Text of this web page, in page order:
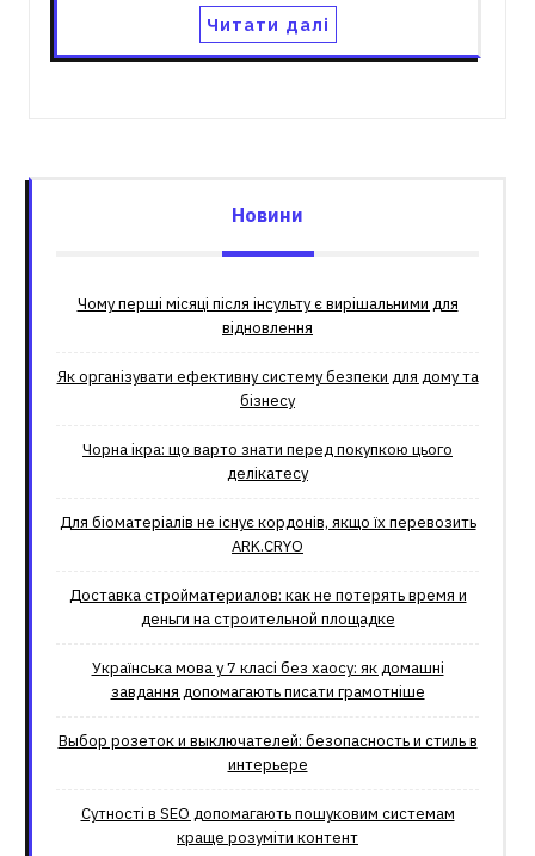
Читати далі
Новини
Чому перші місяці після інсульту є вирішальними для
відновлення
Як організувати ефективну систему безпеки для дому та
бізнесу
Чорна ікра: що варто знати перед покупкою цього
делікатесу
Для біоматеріалів не існує кордонів, якщо їх перевозить
ARK.CRYO
Доставка стройматериалов: как не потерять время и
деньги на строительной площадке
Українська мова у 7 класі без хаосу: як домашні
завдання допомагають писати грамотніше
Выбор розеток и выключателей: безопасность и стиль в
интерьере
Сутності в SEO допомагають пошуковим системам
краще розуміти контент